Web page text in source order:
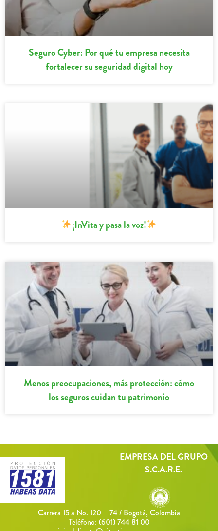
Seguro Cyber: Por qué tu empresa necesita
fortalecer su seguridad digital hoy
¡InVita y pasa la voz!
Menos preocupaciones, más protección: cómo
los seguros cuidan tu patrimonio
Carrera 15 a No. 120 – 74 / Bogotá, Colombia
Teléfono: (601) 744 81 00
EMPRESA DEL GRUPO
S.C.A.R.E.